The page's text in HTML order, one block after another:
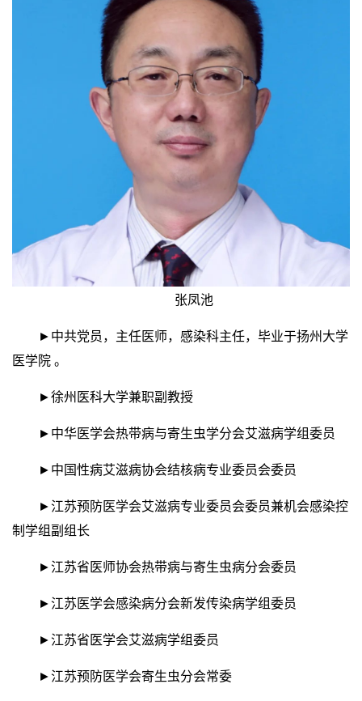
张凤池
►中共党员，主任医师，感染科主任，毕业于扬州大学
医学院 。
►徐州医科大学兼职副教授
►中华医学会热带病与寄生虫学分会艾滋病学组委员
►中国性病艾滋病协会结核病专业委员会委员
►江苏预防医学会艾滋病专业委员会委员兼机会感染控
制学组副组长
►江苏省医师协会热带病与寄生虫病分会委员
►江苏医学会感染病分会新发传染病学组委员
►江苏省医学会艾滋病学组委员
►江苏预防医学会寄生虫分会常委